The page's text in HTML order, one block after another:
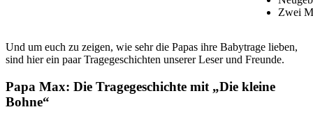
Zwei
Und um euch zu zeigen, wie sehr die Papas ihre Babytrage lieben,
sind hier ein paar Tragegeschichten unserer Leser und Freunde.
Papa Max: Die Tragegeschichte mit „Die kleine
Bohne“